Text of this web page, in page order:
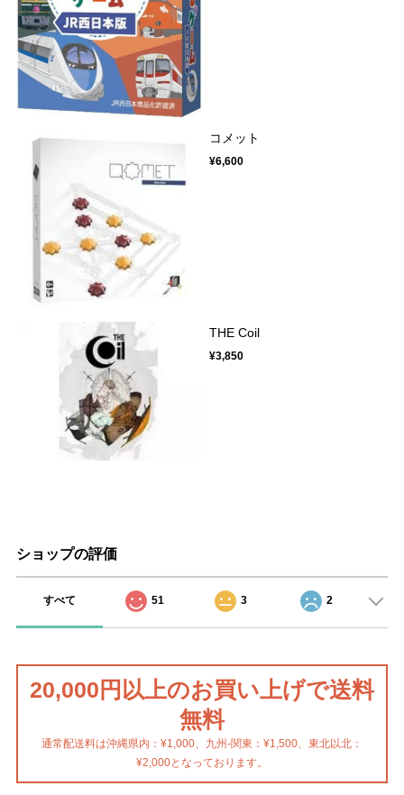
コメット
¥6,600
THE Coil
¥3,850
ショップの評価
すべて 51 3 2
20,000円以上のお買い上げで送料
無料
通常配送料は沖縄県内：¥1,000、九州-関東：¥1,500、東北以北：
¥2,000となっております。